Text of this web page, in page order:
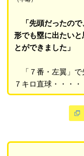
「先頭だったの
形でも塁に出たい
とができました」
「７番・左翼」で
７キロ直球・・・・